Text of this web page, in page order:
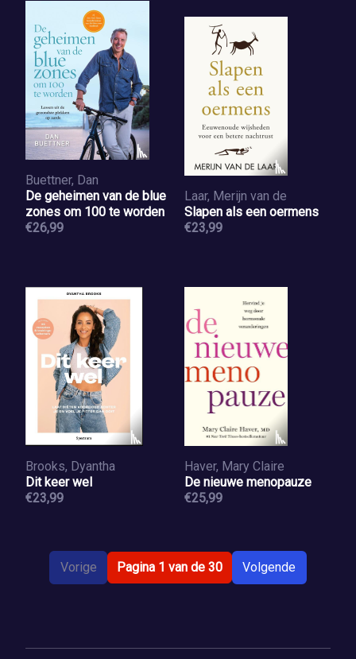
Buettner, Dan
De geheimen van de blue
zones om 100 te worden
€26,99
Laar, Merijn van de
Slapen als een oermens
€23,99
Brooks, Dyantha
Dit keer wel
€23,99
Haver, Mary Claire
De nieuwe menopauze
€25,99
Vorige Pagina 1 van de 30 Volgende